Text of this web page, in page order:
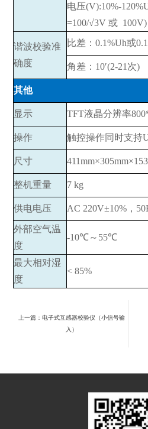
电压(V):10%-
=100/√3V 或 100V)
谐波校验准
确度
比差：0.1%Uh或
角差：10′(2-21次)
其他
显示 TFT液晶分辨率
操作 触控操作同时支持
尺寸
整机重量 7 kg
供电电压 AC 220V±10%，
外部空气温
度
-10℃～55℃
最大相对湿
度
< 85%
上一篇：电子式互感器校验仪（小信号输
入）